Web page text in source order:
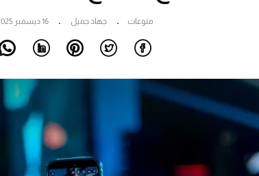
منوعات جهاد جميل 16 ديسمبر 2025